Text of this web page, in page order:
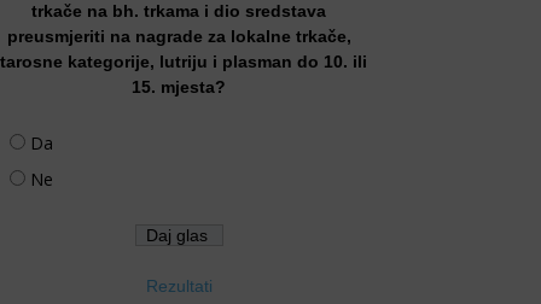
trkače na bh. trkama i dio sredstava
preusmjeriti na nagrade za lokalne trkače,
kategorije, lutriju i plasman do 10. ili
15. mjesta?
Da
Ne
Rezultati